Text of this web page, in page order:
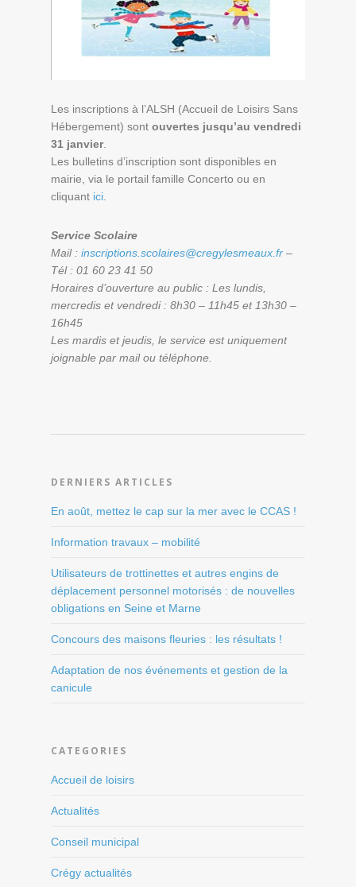
Les inscriptions à l’ALSH (Accueil de Loisirs Sans
Hébergement) sont ouvertes jusqu’au vendredi
31 janvier.
Les bulletins d’inscription sont disponibles en
mairie, via le portail famille Concerto ou en
cliquant ici
Service Scolaire
Mail : inscriptions.scolaires@cregylesmeaux.fr –
Tél : 01 60 23 41 50
Horaires d’ouverture au public : Les lundis,
mercredis et vendredi : 8h30 – 11h45 et 13h30 –
16h45
Les mardis et jeudis, le service est uniquement
joignable par mail ou téléphone.
DERNIERS ARTICLES
En août, mettez le cap sur la mer avec le CCAS !
Information travaux – mobilité
Utilisateurs de trottinettes et autres engins de
déplacement personnel motorisés : de nouvelles
obligations en Seine et Marne
Concours des maisons fleuries : les résultats !
Adaptation de nos événements et gestion de la
canicule
CATEGORIES
Accueil de loisirs
Actualités
Conseil municipal
Crégy actualités